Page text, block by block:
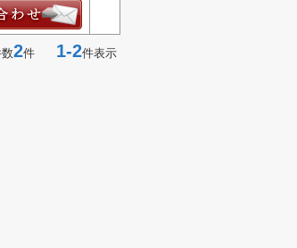
2件 1-2件表示